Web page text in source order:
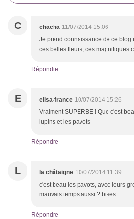
C chacha 11/07/2014 15:06
Je prend connaissance de ce blog
ces belles fleurs, ces magnifiques
Répondre
E elisa-france 10/07/2014 15:26
Vraiment SUPERBE ! Que c'est
lupins et les pavots
Répondre
L la châtaigne 10/07/2014 11:39
c'est beau les pavots, avec leurs
mauvais temps aussi ? bises
Répondre